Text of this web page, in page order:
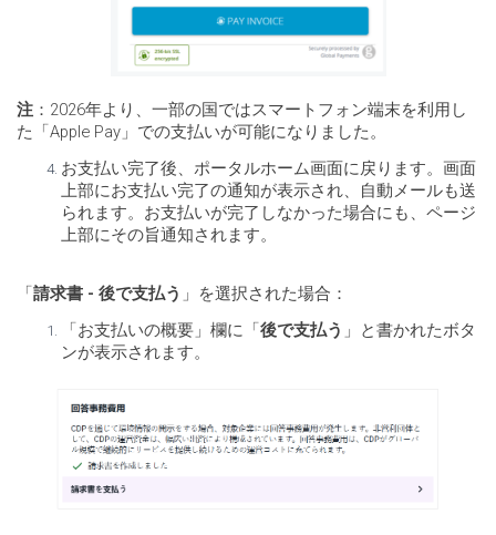
注 ：2026年より、一部の国ではスマートフォン端末を利用し
た「Apple Pay」での支払いが可能になりました。
お支払い完了後、ポータルホーム画面に戻ります。画面
上部にお支払い完了の通知が表示され、自動メールも送
られます。お支払いが完了しなかった場合にも、ページ
上部にその旨通知されます。
「請求書 - 後で支払う 」を選択された場合：
「お支払いの概要」欄に「後で支払う 」と書かれたボタ
ンが表示されます。